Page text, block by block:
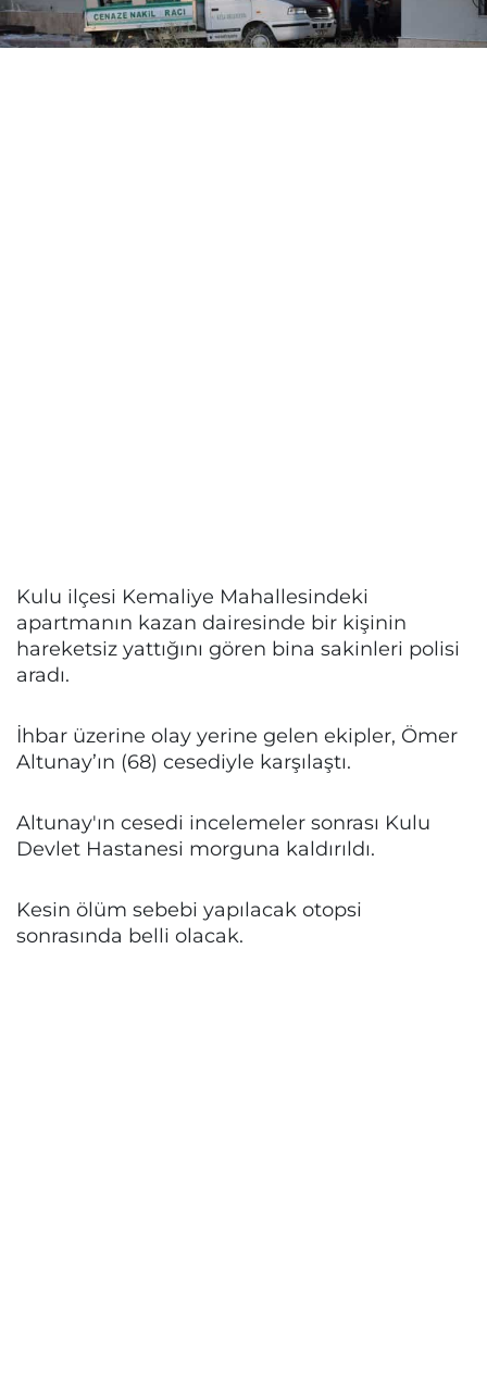
Kulu ilçesi Kemaliye Mahallesindeki
apartmanın kazan dairesinde bir kişinin
hareketsiz yattığını gören bina sakinleri polisi
aradı.
İhbar üzerine olay yerine gelen ekipler, Ömer
Altunay’ın (68) cesediyle karşılaştı.
Altunay'ın cesedi incelemeler sonrası Kulu
Devlet Hastanesi morguna kaldırıldı.
Kesin ölüm sebebi yapılacak otopsi
sonrasında belli olacak.